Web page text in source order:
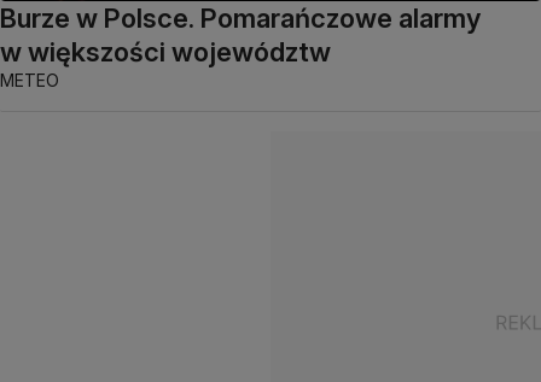
Burze w Polsce. Pomarańczowe alarmy
w większości województw
METEO